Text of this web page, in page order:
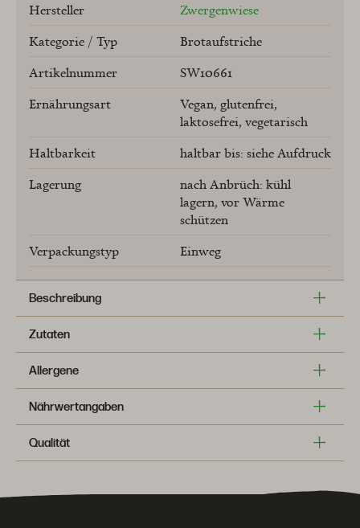
Hersteller
Zwergenwiese
Kategorie / Typ
Brotaufstriche
Artikelnummer
SW10661
Ernährungsart
Vegan glutenfrei
laktosefrei vegetarisch
Haltbarkeit
haltbar bis: siehe Aufdruck
Lagerung
nach Anbrüch: kühl
lagern vor Wärme
schützen
Verpackungstyp
Einweg
Beschreibung
Zutaten
Allergene
Nährwertangaben
Qualität